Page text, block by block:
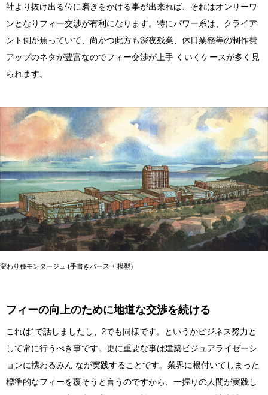
社より抜け出る位に磨きをかける事が出来れば、それはオンリーワ
ンとなりフィー交渉が有利になります。特にパワー系は、クライア
ント側が焦っていて、尚かつ此方も深夜残業、休日業務等の制作費
アップのネタが豊富なのでフィー交渉が上手 くいくケースが多く見
られます。
変わり種モンタージュ (手書きパース + 模型)
フィーの向上のために地道な交渉を続ける
これは1で話しましたし、2でも同様です。というかビジネス努力と
して常に行うべき事です。更に重要な事は建築ビジュアライゼーシ
ョンに携わるみん なが実践することです。業界に根付いてしまった
標準的なフィーを覆そうと言うのですから、一握りの人間が実践し